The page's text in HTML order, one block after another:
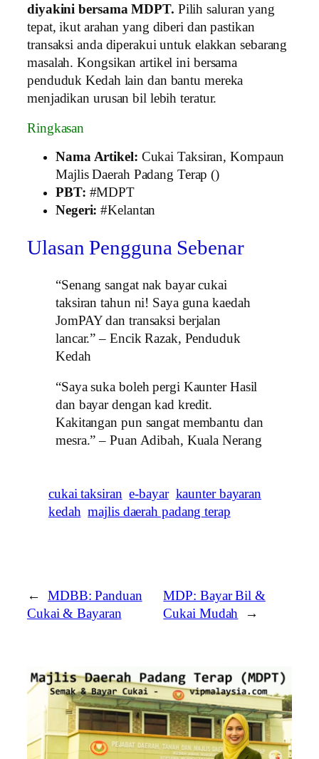
diyakini bersama MDPT. Pilih saluran yang
tepat, ikut arahan yang diberi dan pastikan
transaksi anda diperakui untuk elakkan sebarang
masalah. Kongsikan artikel ini bersama
penduduk Kedah lain dan bantu mereka
menjadikan urusan bil lebih teratur.
Ringkasan
Nama Artikel: Cukai Taksiran, Kompaun
Majlis Daerah Padang Terap ()
PBT: #MDPT
Negeri: #Kelantan
Ulasan Pengguna Sebenar
“Senang sangat nak bayar cukai
taksiran tahun ni! Saya guna kaedah
JomPAY dan transaksi berjalan
lancar.” – Encik Razak, Penduduk
Kedah
“Saya suka boleh pergi Kaunter Hasil
dan bayar dengan kad kredit.
Kakitangan pun sangat membantu dan
mesra.” – Puan Adibah, Kuala Nerang
cukai taksiran e-bayar kaunter bayaran
kedah majlis daerah padang terap
←
MDBB: Panduan
Cukai & Bayaran
MDP: Bayar Bil &
Cukai Mudah
→